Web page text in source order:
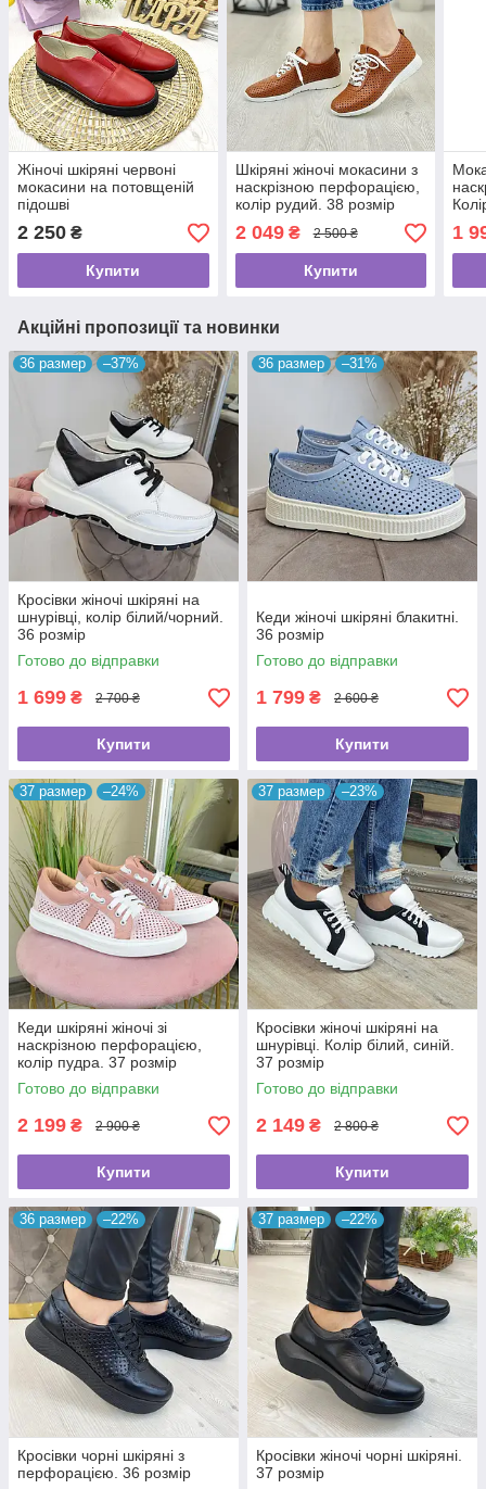
Жіночі шкіряні червоні
мокасини на потовщеній
підошві
2 250 ₴
Купити
Шкіряні жіночі мокасини з
наскрізною перфорацією,
колір рудий. 38 розмір
2 049₴ 2 500 ₴
Купити
1
Акційні пропозиції та новинки
36 размер –37%
Кросівки жіночі шкіряні на
шнурівці, колір білий/чорний.
36 розмір
Готово до відправки
1 699 ₴ 2 700 ₴
Купити
36 размер –31%
Кеди жіночі шкіряні блакитні.
36 розмір
Готово до відправки
1 799 ₴ 2 600 ₴
Купити
37 размер –24%
Кеди шкіряні жіночі зі
наскрізною перфорацією,
колір пудра. 37 розмір
Готово до відправки
2 199 ₴ 2 900 ₴
Купити
37 размер –23%
Кросівки жіночі шкіряні на
шнурівці. Колір білий, синій.
37 розмір
Готово до відправки
2 149 ₴ 2 800 ₴
Купити
36 размер –22%
Кросівки чорні шкіряні з
перфорацією. 36 розмір
37 размер –22%
Кросівки жіночі чорні шкіряні.
37 розмір